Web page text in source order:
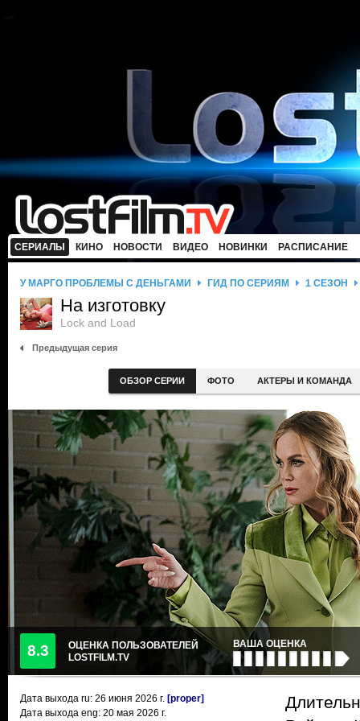
СЕРИАЛЫ КИНО НОВОСТИ ВИДЕО НОВИНКИ РАСПИСАНИЕ
У МАРГО ПРОБЛЕМЫ С ДЕНЬГАМИ ГИД ПО СЕРИЯМ 1 СЕЗОН
На изготовку
Lock and Load
Предыдущая серия
ОБЗОР СЕРИИ ФОТО АКТЕРЫ И КОМАНДА
8.3
ОЦЕНКА ПОЛЬЗОВАТЕЛЕЙ
LOSTFILM.TV
ВАША ОЦЕНКА
Дата выхода ru: 26 июня 2026 г. [proper]
Дата выхода eng: 20 мая 2026 г.